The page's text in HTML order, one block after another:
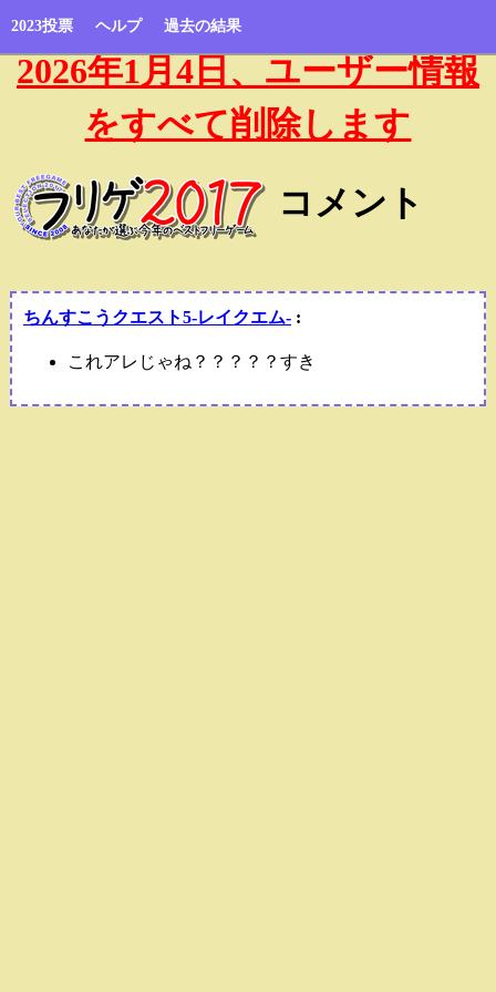
2023投票 ヘルプ 過去の結果
2026年1月4日、ユーザー情報
をすべて削除します
コメント
ちんすこうクエスト5-レイクエム-:
これアレじゃね？？？？？すき